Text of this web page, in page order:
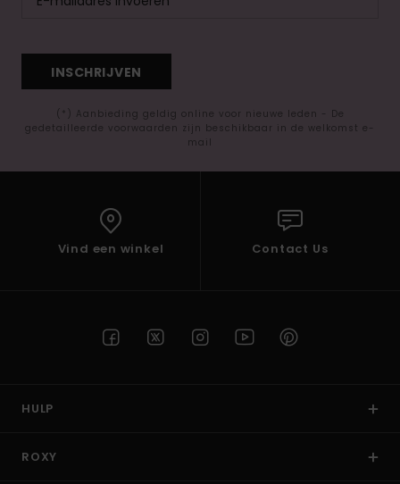
INSCHRIJVEN
(*) Aanbieding geldig online voor nieuwe leden - De
gedetailleerde voorwaarden zijn beschikbaar in de welkomst e-
mail
Vind een winkel Contact Us
HULP
ROXY